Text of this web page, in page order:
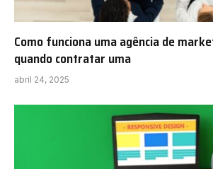
Como funciona uma agência de
quando contratar uma
abril 24, 2025